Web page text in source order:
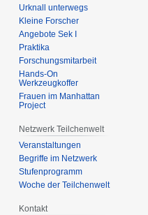
Urknall unterwegs
Kleine Forscher
Angebote Sek I
Praktika
Forschungsmitarbeit
Hands-On
Werkzeugkoffer
Frauen im Manhattan
Project
Netzwerk Teilchenwelt
Veranstaltungen
Begriffe im Netzwerk
Stufenprogramm
Woche der Teilchenwelt
Kontakt